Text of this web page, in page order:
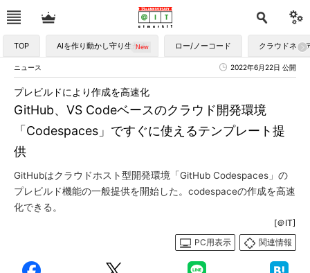
TOP AIを作り動かし守り生かす ロー/ノーコード クラウドネイ
ニュース 2022年6月22日 公開
GitHub、VS Codeベースのクラウド開発環境
「Codespaces」ですぐに使えるテンプレート提
供
プレビルドにより作成を高速化
GitHubはクラウドホスト型開発環境「GitHub Codespaces」の
プレビルド機能の一般提供を開始した。codespaceの作成を高速
化できる。
[＠IT]
PC用表示
関連情報